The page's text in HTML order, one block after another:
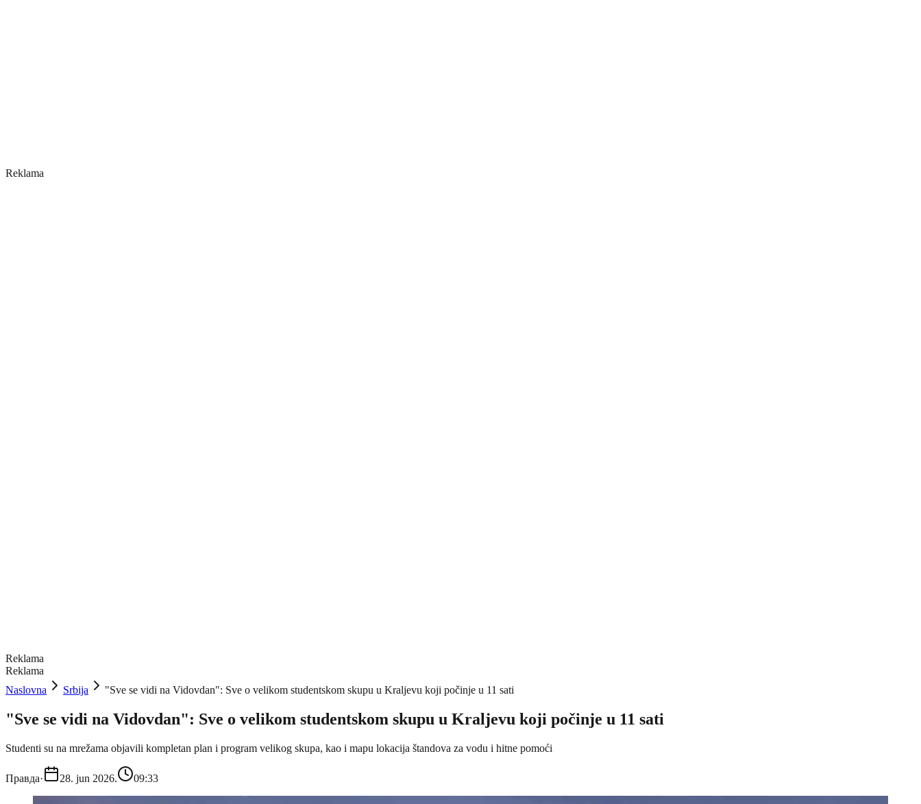
Reklama
Reklama
Reklama
Naslovna
Srbija "Sve se vidi na Vidovdan": Sve o velikom studentskom skupu u Kraljevu koji počinje u 11 sati
"Sve se vidi na Vidovdan": Sve o velikom studentskom skupu u Kraljevu koji počinje u 11 sati
Studenti su na mrežama objavili kompletan plan i program velikog skupa, kao i mapu lokacija štandova za vodu i hitne pomoći
Правда· 28. jun 2026. 09:33